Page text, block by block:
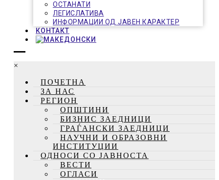
ОСТАНАТИ
ЛЕГИСЛАТИВА
ИНФОРМАЦИИ ОД ЈАВЕН КАРАКТЕР
КОНТАКТ
×
ПОЧЕТНА
ЗА НАС
РЕГИОН
ОПШТИНИ
БИЗНИС ЗАЕДНИЦИ
ГРАЃАНСКИ ЗАЕДНИЦИ
НАУЧНИ И ОБРАЗОВНИ
ИНСТИТУЦИИ
ОДНОСИ СО ЈАВНОСТА
ВЕСТИ
ОГЛАСИ